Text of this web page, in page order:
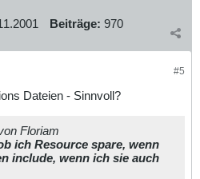
Beiträge: 970
#5
Dateien - Sinnvoll?
Floriam
ich Resource spare, wenn
include, wenn ich sie auch